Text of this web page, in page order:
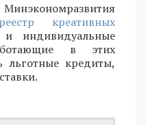
реестр креативных
индивидуальные
в этих
льготные кредиты,